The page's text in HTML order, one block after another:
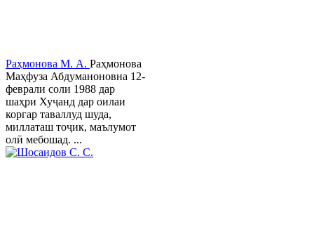
Раҳмонова М. А. Раҳмонова
Маҳфуза Абдуманоновна 12-
феврали соли 1988 дар
шаҳри Хуҷанд дар оилаи
коргар таваллуд шуда,
миллаташ тоҷик, маълумот
олӣ мебошад. ...